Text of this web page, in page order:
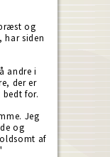
og
har siden
andre i
der er
bedt for.
Jeg
og
af